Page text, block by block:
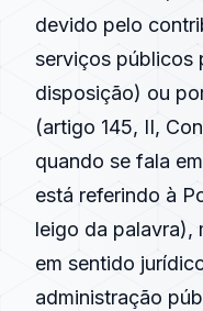
devido pelo
serviços públicos
disposição) ou
(artigo 145, II,
quando se fala
está referindo à
leigo da palavra),
em sentido
administração